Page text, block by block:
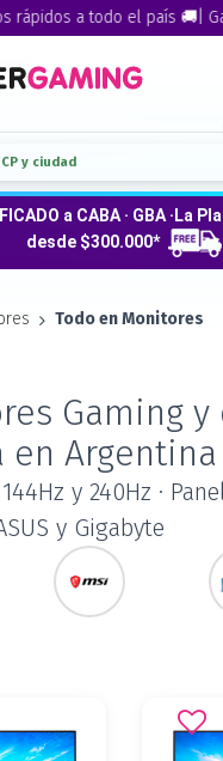
a todo el país 🚚|
y ciudad
a CABA · GBA ·La
desde $300.000*
Todo en Monitores
Gaming y
en Argentina
y 240Hz ·
y Gigabyte